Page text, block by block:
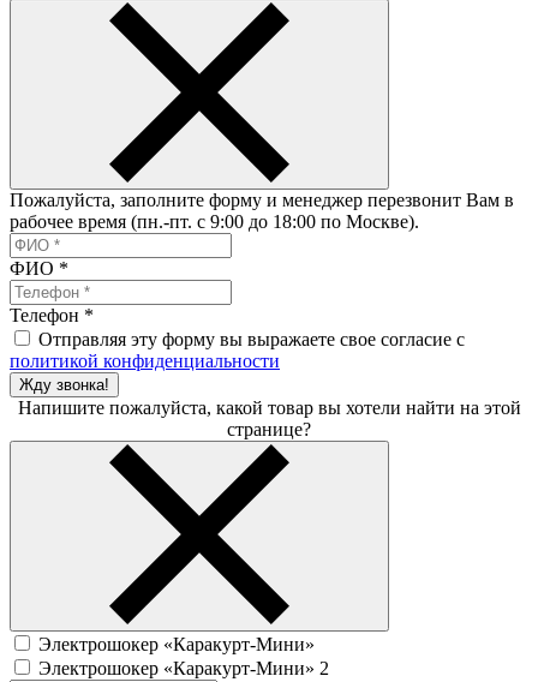
Пожалуйста, заполните форму и менеджер перезвонит Вам в
рабочее время (пн.-пт. с 9:00 до 18:00 по Москве).
ФИО *
Телефон *
Отправляя эту форму вы выражаете свое согласие с
политикой конфиденциальности
Жду звонка!
Напишите пожалуйста, какой товар вы хотели найти на этой
странице?
Электрошокер «Каракурт-Мини»
Электрошокер «Каракурт-Мини» 2